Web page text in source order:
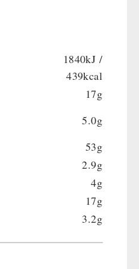
1840kJ /
439kcal
17g
5.0g
53g
2.9g
4g
17g
3.2g